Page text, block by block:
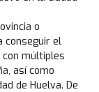
o
conseguir el
con múltiples
así como
de Huelva. De